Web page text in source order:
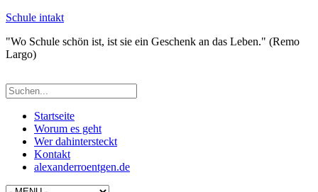
Schule intakt
"Wo Schule schön ist, ist sie ein Geschenk an das Leben." (Remo
Largo)
Startseite
Worum es geht
Wer dahintersteckt
Kontakt
alexanderroentgen.de